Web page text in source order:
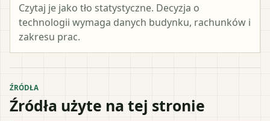
Czytaj je jako tło statystyczne. Decyzja o
technologii wymaga danych budynku, rachunków i
zakresu prac.
ŹRÓDŁA
Źródła użyte na tej stronie